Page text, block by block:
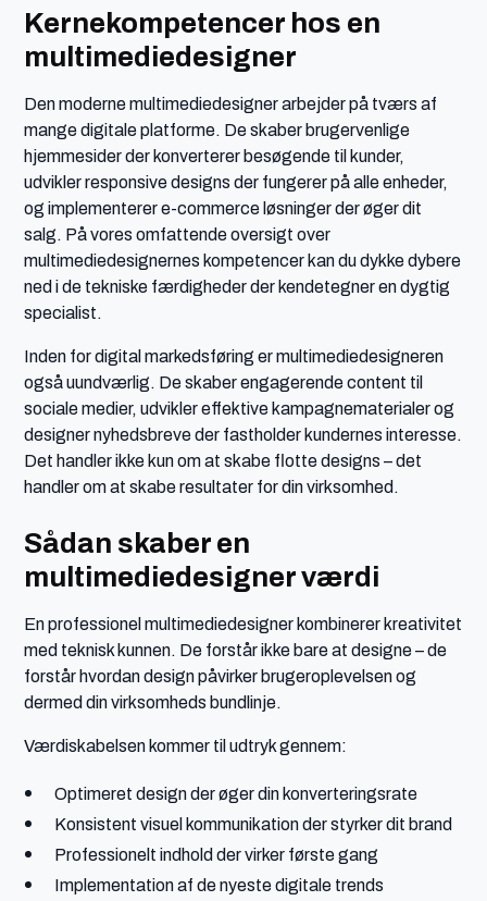
Kernekompetencer hos en
multimediedesigner
Den moderne multimediedesigner arbejder på tværs af
mange digitale platforme. De skaber brugervenlige
hjemmesider der konverterer besøgende til kunder,
udvikler responsive designs der fungerer på alle enheder,
og implementerer e-commerce løsninger der øger dit
salg. På vores omfattende oversigt over
multimediedesignernes kompetencer kan du dykke dybere
ned i de tekniske færdigheder der kendetegner en dygtig
specialist.
Inden for digital markedsføring er multimediedesigneren
også uundværlig. De skaber engagerende content til
sociale medier, udvikler effektive kampagnematerialer og
designer nyhedsbreve der fastholder kundernes interesse.
Det handler ikke kun om at skabe flotte designs – det
handler om at skabe resultater for din virksomhed.
Sådan skaber en
multimediedesigner værdi
En professionel multimediedesigner kombinerer kreativitet
med teknisk kunnen. De forstår ikke bare at designe – de
forstår hvordan design påvirker brugeroplevelsen og
dermed din virksomheds bundlinje.
Værdiskabelsen kommer til udtryk gennem:
Optimeret design der øger din konverteringsrate
Konsistent visuel kommunikation der styrker dit brand
Professionelt indhold der virker første gang
Implementation af de nyeste digitale trends